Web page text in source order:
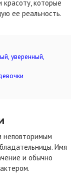
красоту, которые
ее реальность.
уверенный,
неповторимым
Имя
и обычно